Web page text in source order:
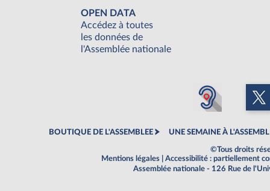
OPEN DATA
Accédez à toutes
les données de
l'Assemblée nationale
BOUTIQUE DE L'ASSEMBLEE UNE SEMAINE À
©Tous droits
Mentions légales
Accessibilité : partiellement
Assemblée nationale - 126 Rue de